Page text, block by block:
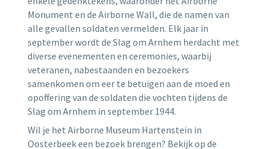
Monument en de Airborne Wall, die de namen van
alle gevallen soldaten vermelden. Elk jaar in
september wordt de Slag om Arnhem herdacht met
diverse evenementen en ceremonies, waarbij
veteranen, nabestaanden en bezoekers
samenkomen om eer te betuigen aan de moed en
opoffering van de soldaten die vochten tijdens de
Slag om Arnhem in september 1944.
Wil je het Airborne Museum Hartenstein in
Oosterbeek een bezoek brengen? Bekijk op de